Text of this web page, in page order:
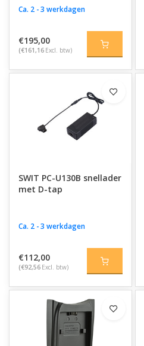
Ca. 2 - 3 werkdagen
€195,00
(€161,16 Excl. btw)
SWIT PC-U130B snellader
met D-tap
Ca. 2 - 3 werkdagen
€112,00
(€92,56 Excl. btw)